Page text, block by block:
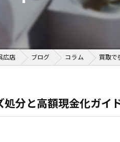
広店 ブログ コラム 買取で
分と高額現金化ガイ